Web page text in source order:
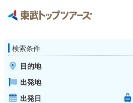
検索条件
目的地
出発地
出発日